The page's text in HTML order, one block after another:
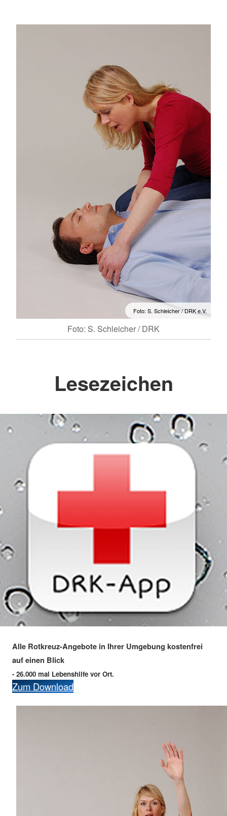
Foto: S. Schleicher / DRK e.V.
Foto: S. Schleicher / DRK
Lesezeichen
Alle Rotkreuz-Angebote in Ihrer Umgebung kostenfrei
auf einen Blick
- 26.000 mal Lebenshilfe vor Ort.
Zum Download